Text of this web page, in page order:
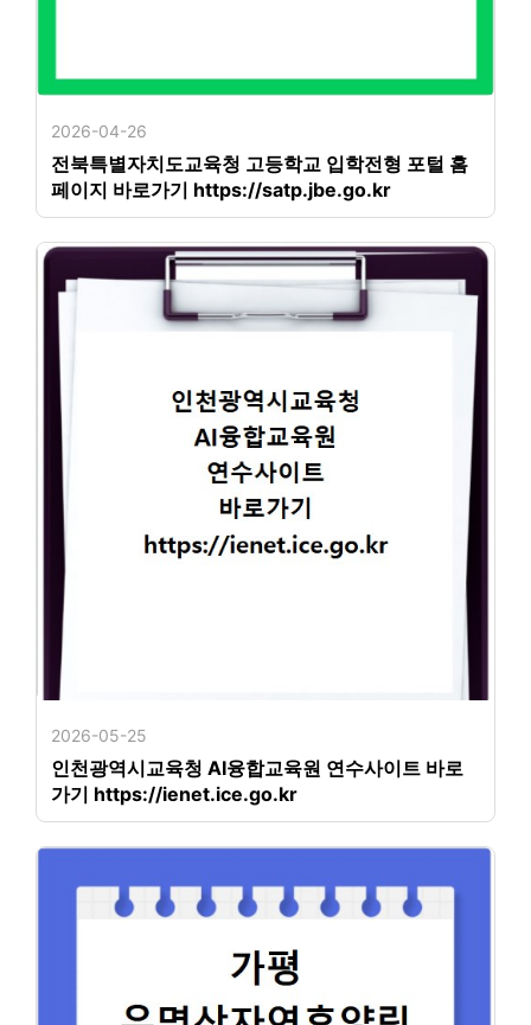
2026-04-26
전북특별자치도교육청 고등학교 입학전형 포털 홈
페이지 바로가기 https://satp.jbe.go.kr
2026-05-25
인천광역시교육청 AI융합교육원 연수사이트 바로
가기 https://ienet.ice.go.kr